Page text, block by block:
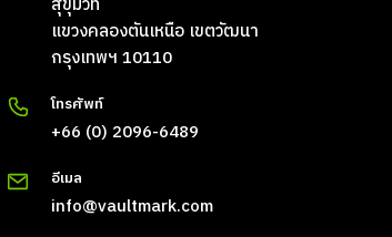
แขวงคลองตันเหนือ เขตวัฒนา
กรุงเทพฯ 10110
โทรศัพท์
+66 (0) 2096-6489
อีเมล
info@vaultmark.com